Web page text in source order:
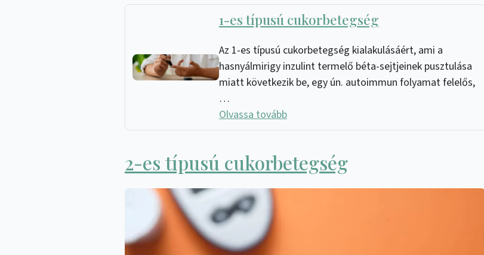
1-es típusú cukorbetegség
Az 1-es típusú cukorbetegség kialakulásáért, ami a
hasnyálmirigy inzulint termelő béta-sejtjeinek pusztulása
miatt következik be, egy ún. autoimmun folyamat felelős,
…
Olvassa tovább
2-es típusú cukorbetegség